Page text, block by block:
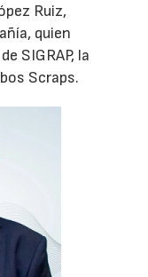
Ruiz,
quien
SIGRAP, la
Scraps.